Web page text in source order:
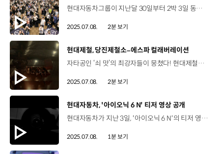
현대자동차그룹이 지난달 30일부터 2박 3일 동안, 경기도 양평 블룸비스타 호텔앤콘퍼런스에서 ‘아이케어 업(i-CARE UP)’ 행사를 개최했습니다. 올해로 2회째를 맞는 '아이케어 업'은 학대 피해아동과 학대 행위자를 대면하는 아동보호전문기관 종사자들을 위한 현대자동차그룹의 사회공헌 활동입니다. 올해, 현대자동차그룹은 전국 72개 아동보호전문기관에서 일하는 상담원과 치료사 200여 명을 초청했는데요. 업무교류와 스트레스 관리 프로그램, 힐링 뮤지컬 관람 등 다양한 프로그램을 통해 교류와 힐링의 시간을 가졌습니다. 아울러, 오은영 박사 초청 특강과 아동과 부모 면접 상담기술, 현장 적용 법률 강의 등을 마련해 직무 역량을 강화하는 기회도 제공했습니다. 유예은 상담원 / 전북특별자치도 아동보호전문기관아동보호 전문기관에서 종사하고 있는 상담원들의 웃는 얼굴들을 보니까 저도 덩달아 힐링되고 좋더라고요. 곽의진 팀장 / 전북특별자치도 아동보호전문기관2박 3일 동안 저희에게 힐링에 대한 부분, 역량 강화할 수 있는 프로그램을 제공해 주셔서 재충전할 수 있는 시간이 되었던 것 같습니다. 김진섭 상담원 / 전북 군산시 아동보호전문기관일하면서 솔직히 힘든 순간들도 많이 있었고, 어려운 순간들도 많이 있었는데 더 열심히 일 해보자는 마음을 많이 얻었던 것 같아요. 현대자동차그룹은 심리상담전용 차량 '아이케어 카'를 지원하고, 학대피해아동 쉼터 리모델링 '아이케어 홈' 사업을 진행하는 등 2014년부터 11년째 학대피해아동 지원과 아동학대 예방을 위해 노력해왔습니다. 앞으로도 현대자동차그룹은 더 많은 아이들이 안전한 환경에서 성장할 수 있도록 지속적인 활동을 이어갈 계획입니다.
2025.07.08. 2분 보기
[동영상]
현대제철, 당진제철소–에스파 컬래버레이션
자타공인 ‘쇠 맛’의 최강자들이 뭉쳤다! 현대제철과 에스파의 특급 컬래버레이션 현대제철 당진제철소에서 에스파 뮤직비디오 촬영 강렬한 비트와 일렉트릭 사운드 ‘쇠 맛’으로 글로벌 팬덤을 사로잡은 에스파 지난 6월 27일 신곡 ‘더티 워크(Dirty Work)’ 발매 아는 만큼 보인다! 뮤직비디오 속 당진제철소를 발견하는 재미~ 원료돔, 스크랩 야드장, 거대한 중장비 등 현대제철 당진제철소의 다양한 현장 현대제철과의 ‘쇠 맛’ 협업에 쏟아진 뜨거운 관심 7월 7일 기준, 뮤직비디오 조회수 약 3,340만 회 기록 현대제철 당진제철소를 배경으로 한 쇼츠 영상도 폭발적 인기 “안녕하세요. 에스파입니다.” 윈터 / 에스파이번에 현대제철에서 뮤직비디오 촬영을 진행했는데요. 여러분들의 노고와 열정을 간접적으로나마 느낄 수 있었습니다. 닝닝 / 에스파 올해가 현대제철이 72주년을 맞이한 해라고 들었어요. 진심으로 현대제철의 72주년을 축하드립니다. 대중과 친근한 이미지로 소통해 온 현대제철 게임, 스포츠, 인플루언서 등 다양한 컬래버레이션 진행 “소통을 위한 현대제철의 다양한 시도를 응원합니다~”
2025.07.08. 2분 보기
[동영상]
현대자동차, '아이오닉 6 N' 티저 영상 공개
현대자동차가 지난 3일, '아이오닉 6 N'의 티저 영상을 공개하며 고성능 세단 전기차의 등장을 예고했습니다. 공개된 영상에는 트랙 위를 질주하는 아이오닉 6 N의 실루엣과 낮고 넓은 차체, 그리고 모터스포츠 DNA를 품은 대형 윙 스포일러 등이 담겼는데요. 현대자동차는 티저와 함께 차세대 서스펜션 지오메트리, N e-쉬프트, N 액티브 사운드 플러스, N 드리프트 옵티마이저 등 4가지 핵심기술도 소개했습니다. 현대자동차는 오는 10일, 영국 굿우드 페스티벌 행사 현장에서 ‘아이오닉 6 N’을 최초로 공개하고 글로벌 고성능차 시장에 새로운 패러다임을 제시할 예정입니다.
2025.07.08. 1분 보기